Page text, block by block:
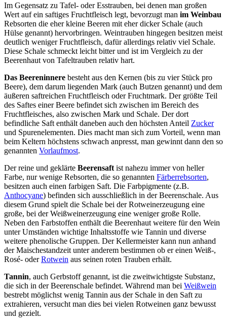
Im Gegensatz zu Tafel- oder Esstrauben, bei denen man großen
Wert auf ein saftiges Fruchtfleisch legt, bevorzugt man im Weinbau
Rebsorten die eher kleine Beeren mit eher dicker Schale (auch
Hülse genannt) hervorbringen. Weintrauben hingegen besitzen meist
deutlich weniger Fruchtfleisch, dafür allerdings relativ viel Schale.
Diese Schale schmeckt leicht bitter und ist im Vergleich zu der
Beerenhaut von Tafeltrauben relativ hart.
Das Beereninnere besteht aus den Kernen (bis zu vier Stück pro
Beere), dem darum liegenden Mark (auch Butzen genannt) und dem
äußeren saftreichen Fruchtfleisch oder Fruchtmark. Der größte Teil
des Saftes einer Beere befindet sich zwischen im Bereich des
Fruchtfleisches, also zwischen Mark und Schale. Der dort
befindliche Saft enthält daneben auch den höchsten Anteil Zucker
und Spurenelementen. Dies macht man sich zum Vorteil, wenn man
beim Keltern höchstens schwach anpresst, man gewinnt dann den so
genannten Vorlaufmost.
Der reine und geklärte Beerensaft ist nahezu immer von heller
Farbe, nur wenige Rebsorten, die so genannten Färberrebsorten,
besitzen auch einen farbigen Saft. Die Farbpigmente (z.B.
Anthocyane) befinden sich ausschließlich in der Beerenschale. Aus
diesem Grund spielt die Schale bei der Rotweinerzeugung eine
große, bei der Weißweinerzeugung eine weniger große Rolle.
Neben den Farbstoffen enthält die Beerenhaut weitere für den Wein
unter Umständen wichtige Inhaltsstoffe wie Tannin und diverse
weitere phenolische Gruppen. Der Kellermeister kann nun anhand
der Maischestandzeit unter anderem bestimmen ob er einen Weiß-,
Rosé- oderRotwein aus seinen roten Trauben erhält.
Tannin, auch Gerbstoff genannt, ist die zweitwichtigste Substanz,
die sich in der Beerenschale befindet. Während man bei Weißwein
bestrebt möglichst wenig Tannin aus der Schale in den Saft zu
extrahieren, versucht man dies bei vielen Rotweinen ganz bewusst
und gezielt.